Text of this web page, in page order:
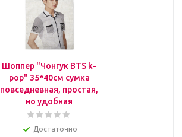
Шоппер "Чонгук BTS k-
pop" 35*40см сумка
повседневная, простая,
но удобная
Достаточно